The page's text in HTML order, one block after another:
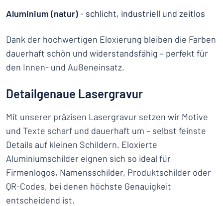
Aluminium (natur)- schlicht, industriell und zeitlos
Dank der hochwertigen Eloxierung bleiben die Farben
dauerhaft schön und widerstandsfähig – perfekt für
den Innen- und Außeneinsatz.
Detailgenaue Lasergravur
Mit unserer präzisen Lasergravur setzen wir Motive
und Texte scharf und dauerhaft um – selbst feinste
Details auf kleinen Schildern. Eloxierte
Aluminiumschilder eignen sich so ideal für
Firmenlogos, Namensschilder, Produktschilder oder
QR-Codes, bei denen höchste Genauigkeit
entscheidend ist.